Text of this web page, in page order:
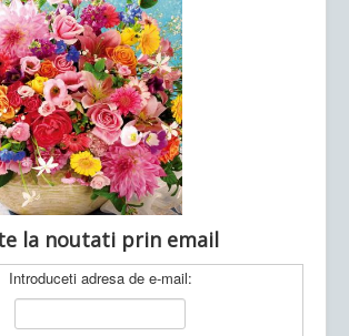
Vi, 04.11.2022 -Inspectoratul Școlar
Județean Mehedinți
la noutati prin email
Introduceti adresa de e-mail: